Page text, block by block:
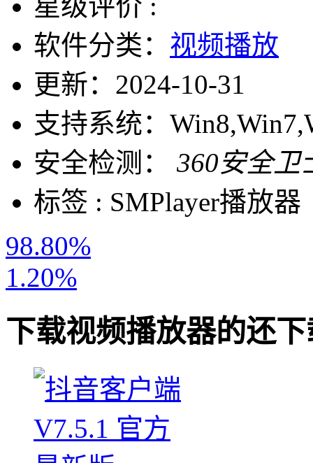
软件分类： 视频播放
更新： 2024-10-31
支持系统：
安全检测：
360安全卫
标签 : SMPlayer播放器
98.80%
1.20%
下载视频播放器的还